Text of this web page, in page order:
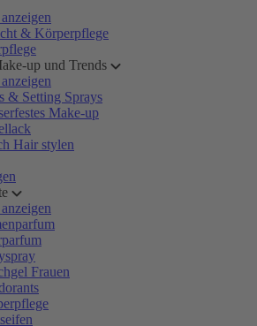
& Körperpflege
up und Trends
& Setting Sprays
Make-up
Hair stylen
Frauen